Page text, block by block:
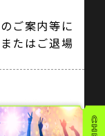
ご案内等に
たはご退場